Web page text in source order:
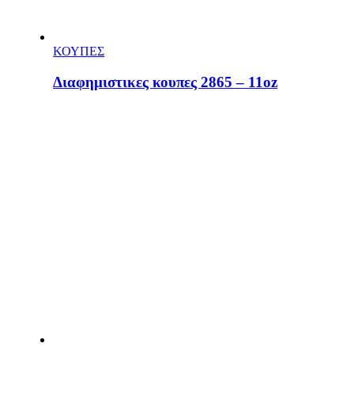
ΚΟΥΠΕΣ
Διαφημιστικες κουπες 2865 – 11oz